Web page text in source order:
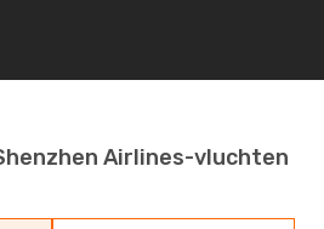
Airlines-vluchten